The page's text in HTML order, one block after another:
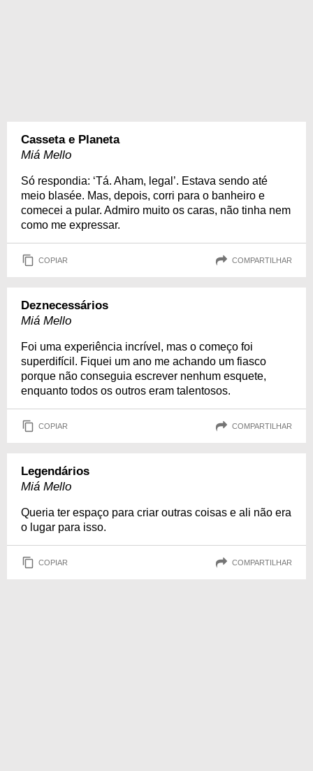
Casseta e Planeta
Miá Mello
Só respondia: ‘Tá. Aham, legal’. Estava sendo até
meio blasée. Mas, depois, corri para o banheiro e
comecei a pular. Admiro muito os caras, não tinha nem
como me expressar.
COPIAR COMPARTILHAR
Deznecessários
Miá Mello
Foi uma experiência incrível, mas o começo foi
superdifícil. Fiquei um ano me achando um fiasco
porque não conseguia escrever nenhum esquete,
enquanto todos os outros eram talentosos.
COPIAR COMPARTILHAR
Legendários
Miá Mello
Queria ter espaço para criar outras coisas e ali não era
o lugar para isso.
COPIAR COMPARTILHAR